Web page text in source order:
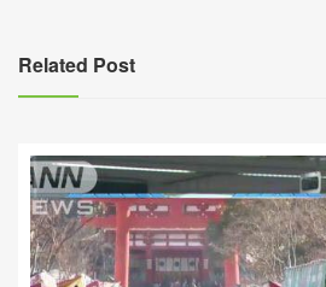
覽
Related Post